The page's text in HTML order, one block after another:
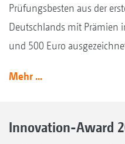
Prüfungsbesten aus der
Deutschlands mit Prämien
und 500 Euro
Mehr ...
Innovation-Award